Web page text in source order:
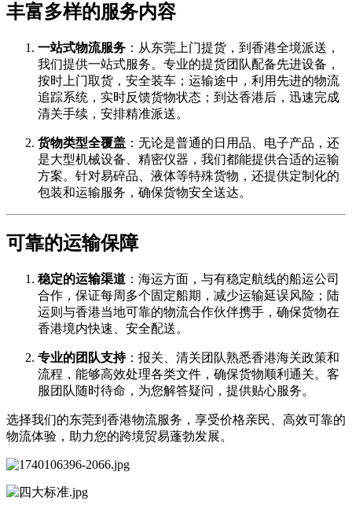
丰富多样的服务内容
一站式物流服务 ：从东莞上门提货，到香港全境派送，
我们提供一站式服务。专业的提货团队配备先进设备，
按时上门取货，安全装车；运输途中，利用先进的物流
追踪系统，实时反馈货物状态；到达香港后，迅速完成
清关手续，安排精准派送。
货物类型全覆盖 ：无论是普通的日用品、电子产品，还
是大型机械设备、精密仪器，我们都能提供合适的运输
方案。针对易碎品、液体等特殊货物，还提供定制化的
包装和运输服务，确保货物安全送达。
可靠的运输保障
稳定的运输渠道 ：海运方面，与有稳定航线的船运公司
合作，保证每周多个固定船期，减少运输延误风险；陆
运则与香港当地可靠的物流合作伙伴携手，确保货物在
香港境内快速、安全配送。
专业的团队支持：报关、清关团队熟悉香港海关政策和
流程，能够高效处理各类文件，确保货物顺利通关。客
服团队随时待命，为您解答疑问，提供贴心服务。
选择我们的东莞到香港物流服务，享受价格亲民、高效可靠的
物流体验，助力您的跨境贸易蓬勃发展。